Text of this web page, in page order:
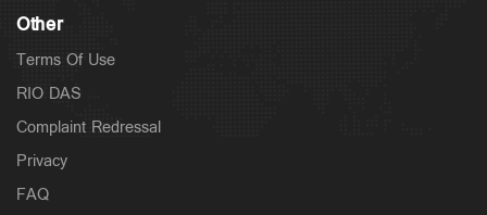
Other
Terms Of Use
RIO DAS
Complaint Redressal
Privacy
FAQ